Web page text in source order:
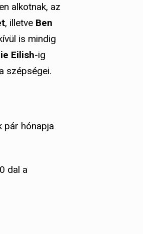
alkotnak, az
, illetve Ben
is mindig
Eilish-ig
szépségei.
pár hónapja
dal a